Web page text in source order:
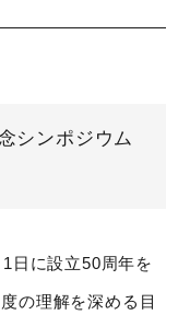
シンポジウム
日に設立50周年を
の理解を深める目